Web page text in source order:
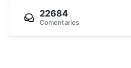
22684
Comentarios